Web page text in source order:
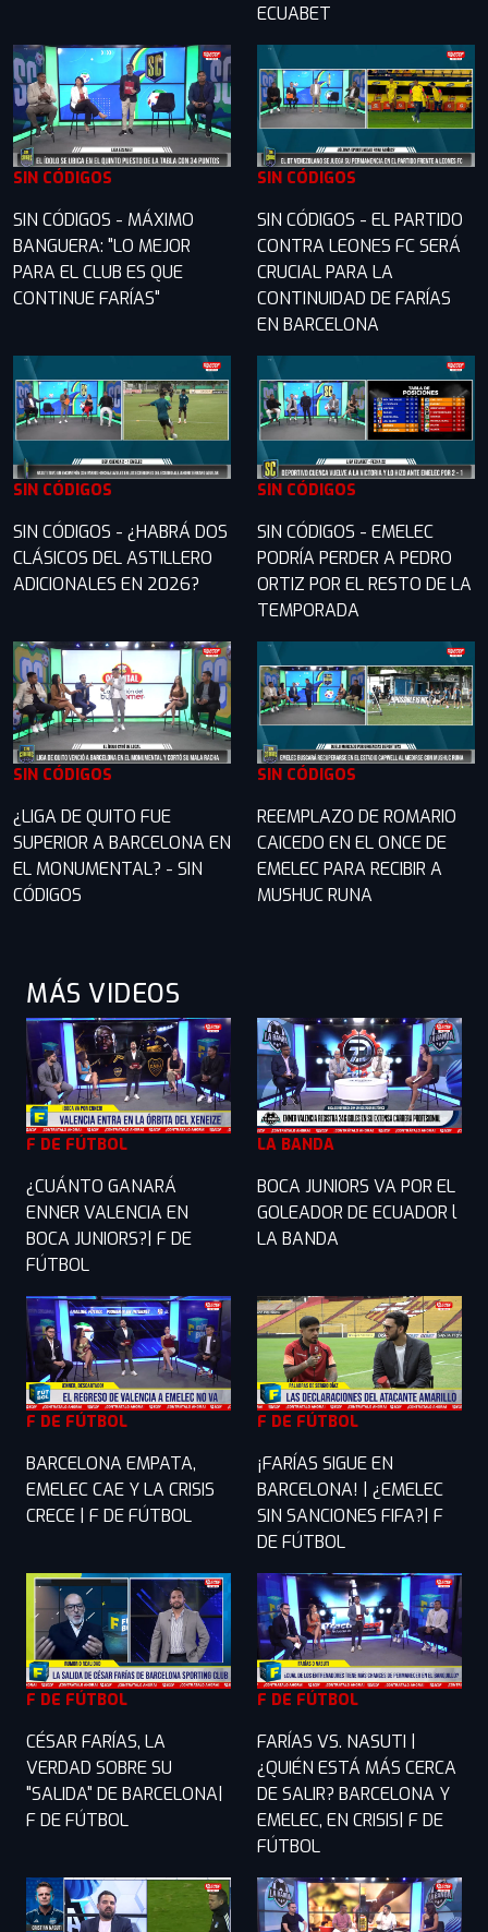
ECUABET
SIN CÓDIGOS
SIN CÓDIGOS - MÁXIMO
BANGUERA: "LO MEJOR
PARA EL CLUB ES QUE
CONTINUE FARÍAS"
SIN CÓDIGOS
SIN CÓDIGOS - EL PARTIDO
CONTRA LEONES FC SERÁ
CRUCIAL PARA LA
CONTINUIDAD DE FARÍAS
EN BARCELONA
SIN CÓDIGOS
SIN CÓDIGOS - ¿HABRÁ DOS
CLÁSICOS DEL ASTILLERO
ADICIONALES EN 2026?
SIN CÓDIGOS
SIN CÓDIGOS - EMELEC
PODRÍA PERDER A PEDRO
ORTIZ POR EL RESTO DE LA
TEMPORADA
SIN CÓDIGOS
¿LIGA DE QUITO FUE
SUPERIOR A BARCELONA EN
EL MONUMENTAL? - SIN
CÓDIGOS
SIN CÓDIGOS
REEMPLAZO DE ROMARIO
CAICEDO EN EL ONCE DE
EMELEC PARA RECIBIR A
MUSHUC RUNA
MÁS VIDEOS
F DE FÚTBOL
¿CUÁNTO GANARÁ
ENNER VALENCIA EN
BOCA JUNIORS?| F DE
FÚTBOL
LA BANDA
BOCA JUNIORS VA POR EL
GOLEADOR DE ECUADOR l
LA BANDA
F DE FÚTBOL
BARCELONA EMPATA,
EMELEC CAE Y LA CRISIS
CRECE | F DE FÚTBOL
F DE FÚTBOL
¡FARÍAS SIGUE EN
BARCELONA! | ¿EMELEC
SIN SANCIONES FIFA?| F
DE FÚTBOL
F DE FÚTBOL
CÉSAR FARÍAS, LA
VERDAD SOBRE SU
"SALIDA" DE BARCELONA|
F DE FÚTBOL
F DE FÚTBOL
FARÍAS VS. NASUTI |
¿QUIÉN ESTÁ MÁS CERCA
DE SALIR? BARCELONA Y
EMELEC, EN CRISIS| F DE
FÚTBOL